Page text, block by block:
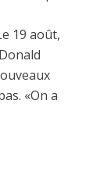
19 août,
«On a